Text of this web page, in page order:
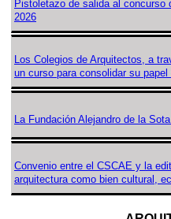
Pistoletazo de salida al concurso
2026
Los Colegios de Arquitectos, a
un curso para consolidar su
La Fundación Alejandro de la
Convenio entre el CSCAE y la
arquitectura como bien cultural,